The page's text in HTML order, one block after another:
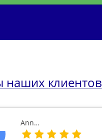
наших клиентов
Ann…